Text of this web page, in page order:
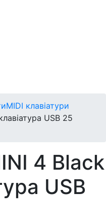
MIDI клавіатури
USB 25
4 Black
USB